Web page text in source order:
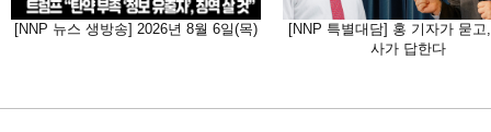
[NNP 뉴스 생방송] 2026년 8월 6일(목)
[NNP 특별대담] 홍 기자가 묻고
사가 답한다